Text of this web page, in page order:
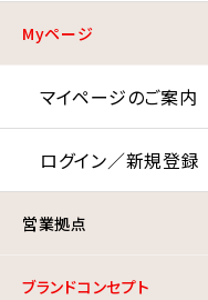
Myページ
マイページのご案内
ログイン／新規登録
営業拠点
ブランドコンセプト